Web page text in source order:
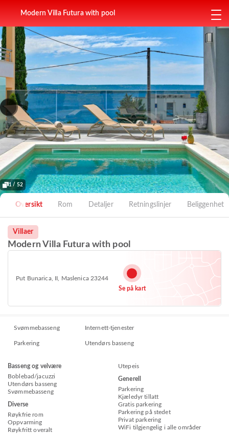
Modern Villa Futura with pool
1 / 52
Oversikt Rom Detaljer Retningslinjer Beliggenhet
Villaer
Modern Villa Futura with pool
Put Bunarica, II, Maslenica 23244
Se på kart
Svømmebasseng Internett-tjenester
Parkering Utendørs basseng
Basseng og velvære
Boblebad/jacuzzi
Utendørs basseng
Svømmebasseng
Diverse
Røykfrie rom
Oppvarming
Røykfritt overalt
Utepeis
Generell
Parkering
Kjæledyr tillatt
Gratis parkering
Parkering på stedet
Privat parkering
WiFi tilgjengelig i alle områder